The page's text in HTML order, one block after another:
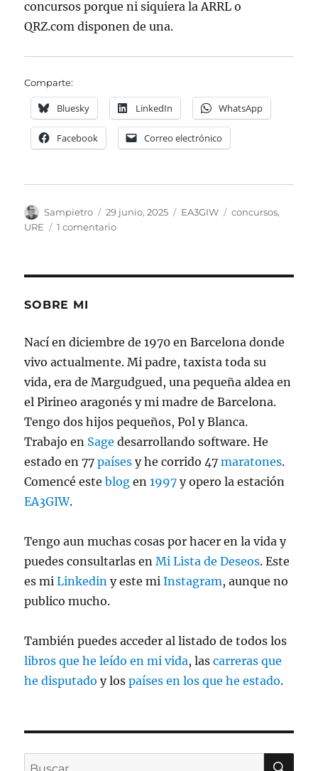
concursos porque ni siquiera la ARRL o
QRZ.com disponen de una.
Comparte:
Bluesky LinkedIn WhatsApp
Facebook Correo electrónico
Autor
Sampietro
Publicado
el
29 junio, 2025 Categorías
EA3GIW Etiquetas
concursos,
URE
1 comentarioen
SOBRE MI
Nací en diciembre de 1970 en Barcelona donde
vivo actualmente. Mi padre, taxista toda su
vida, era de Margudgued, una pequeña aldea en
el Pirineo aragonés y mi madre de Barcelona.
Tengo dos hijos pequeños, Pol y Blanca.
Trabajo en Sage desarrollando software. He
estado en 77países y he corrido 47maratones.
Comencé esteblog en1997 y opero la estación
EA3GIW.
Tengo aun muchas cosas por hacer en la vida y
puedes consultarlas enMi Lista de Deseos. Este
es miLinkedin y este miInstagram, aunque no
publico mucho.
También puedes acceder al listado de todos los
libros que he leído en mi vida, lascarreras que
he disputado y lospaíses en los que he estado.
Buscar